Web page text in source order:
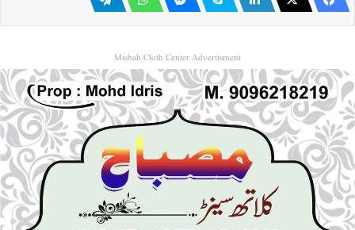
Misbah Cloth Center Advertisment